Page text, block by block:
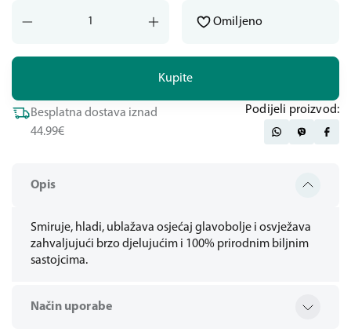
Opis
Smiruje, hladi, ublažava osjećaj glavobolje i osvježava
zahvaljujući brzo djelujućim i 100% prirodnim biljnim
sastojcima.
Način uporabe
Kupite
Omiljeno
Besplatna dostava iznad
44.99€
Podijeli proizvod: